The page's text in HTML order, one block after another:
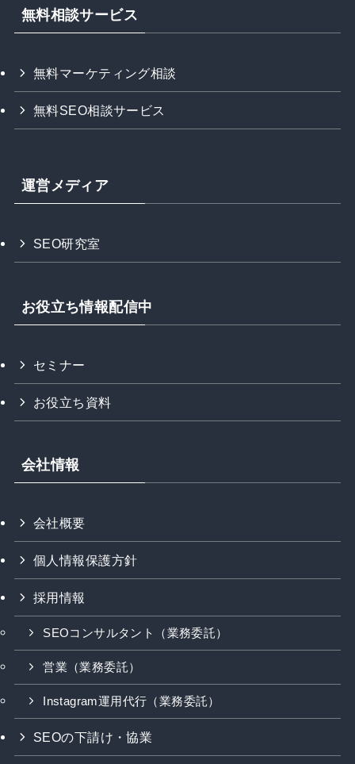
無料相談サービス
無料マーケティング相談
無料SEO相談サービス
運営メディア
SEO研究室
お役立ち情報配信中
セミナー
お役立ち資料
会社情報
会社概要
個人情報保護方針
採用情報
SEOコンサルタント（業務委託）
営業（業務委託）
Instagram運用代行（業務委託）
SEOの下請け・協業